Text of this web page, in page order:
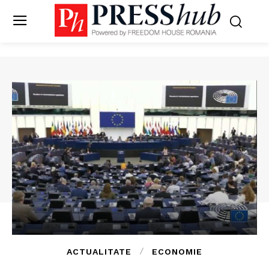
ACTUALITATE ECONOMIE